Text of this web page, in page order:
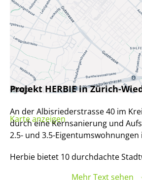
Karte anzeigen
Projekt HERBIE in Zürich-
An der Albisriederstrasse 40 im
durch eine Kernsanierung und
2.5- und 3.5-Eigentumswohnungen
Herbie bietet 10 durchdachte
Mehr Text sehen